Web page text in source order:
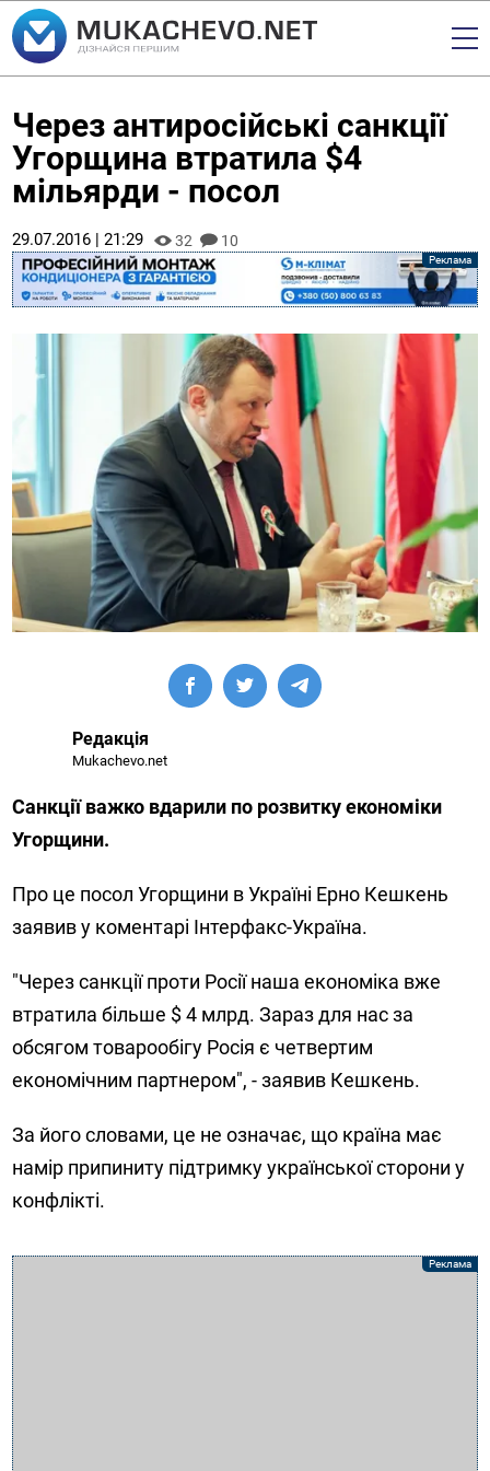
Через антиросійські санкції
Угорщина втратила $4
мільярди - посол
29.07.2016 | 21:29 32 10
Редакція
Mukachevo.net
Санкції важко вдарили по розвитку економіки
Угорщини.
Про це посол Угорщини в Україні Ерно Кешкень
заявив у коментарі Інтерфакс-Україна.
"Через санкції проти Росії наша економіка вже
втратила більше $ 4 млрд. Зараз для нас за
обсягом товарообігу Росія є четвертим
економічним партнером", - заявив Кешкень.
За його словами, це не означає, що країна має
намір припиниту підтримку української сторони у
конфлікті.